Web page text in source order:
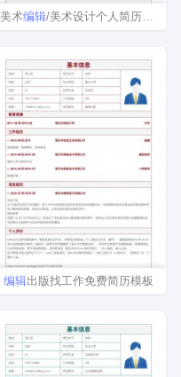
美术编辑/美术设计个人简历模板下载
编辑出版找工作免费简历模板